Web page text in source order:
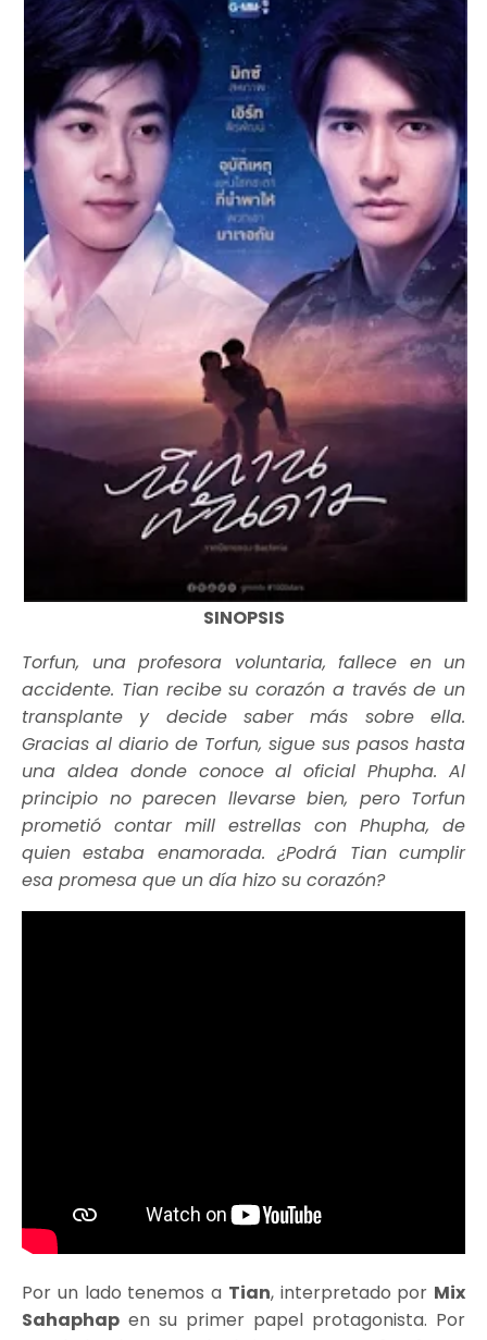
SINOPSIS
Torfun, una profesora voluntaria, fallece en un
accidente. Tian recibe su corazón a través de un
transplante y decide saber más sobre ella.
Gracias al diario de Torfun, sigue sus pasos hasta
una aldea donde conoce al oficial Phupha. Al
principio no parecen llevarse bien, pero Torfun
prometió contar mill estrellas con Phupha, de
quien estaba enamorada. ¿Podrá Tian cumplir
esa promesa que un día hizo su corazón?
Por un lado tenemos a Tian, interpretado por Mix
Sahaphap en su primer papel protagonista. Por